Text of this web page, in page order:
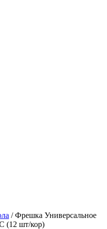
/ Фрешка Универсальное
(12 шт/кор)